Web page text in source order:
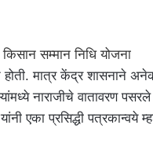
किसान सम्मान निधि योजना
होती. मात्र केंद्र शासनाने
नाराजीचे वातावरण पसरले
एका प्रसिद्धी पत्रकान्वये